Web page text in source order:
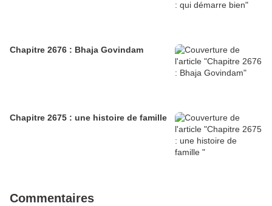
Chapitre 2676 : Bhaja Govindam
Chapitre 2675 : une histoire de famille
Commentaires